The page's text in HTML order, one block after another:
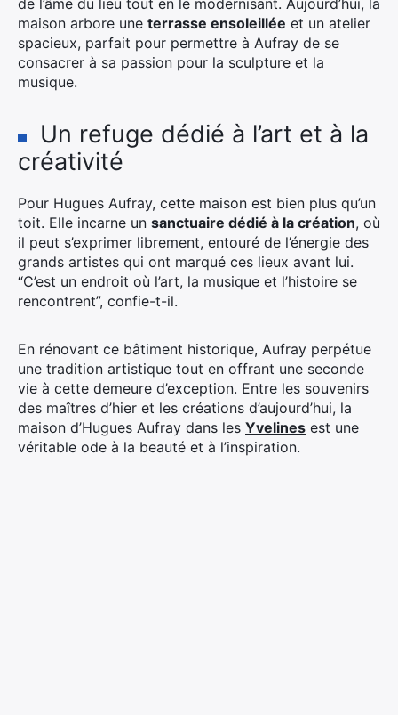
maison arbore une terrasse ensoleillée et un atelier
spacieux, parfait pour permettre à Aufray de se
consacrer à sa passion pour la sculpture et la
musique.
Un refuge dédié à l’art et à la
créativité
Pour Hugues Aufray, cette maison est bien plus qu’un
toit. Elle incarne un sanctuaire dédié à la création, où
il peut s’exprimer librement, entouré de l’énergie des
grands artistes qui ont marqué ces lieux avant lui.
“C’est un endroit où l’art, la musique et l’histoire se
rencontrent”, confie-t-il.
En rénovant ce bâtiment historique, Aufray perpétue
une tradition artistique tout en offrant une seconde
vie à cette demeure d’exception. Entre les souvenirs
des maîtres d’hier et les créations d’aujourd’hui, la
maison d’Hugues Aufray dans les Yvelines est une
véritable ode à la beauté et à l’inspiration.